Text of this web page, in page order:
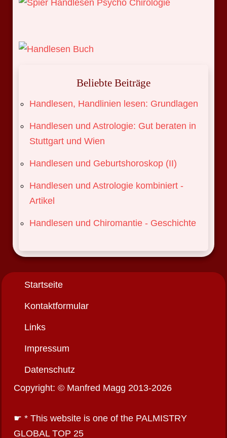
Beliebte Beiträge
Handlesen, Handlinien lesen: Grundlagen
Handlesen und Astrologie: Gut beraten in
Stuttgart und Wien
Handlesen und Geburtshoroskop (II)
Handlesen und Astrologie kombiniert -
Artikel
Handlesen und Chiromantie - Geschichte
Startseite
Kontaktformular
Links
Impressum
Datenschutz
Copyright: © Manfred Magg 2013-2026
☛ * This website is one of the PALMISTRY
GLOBAL TOP 25